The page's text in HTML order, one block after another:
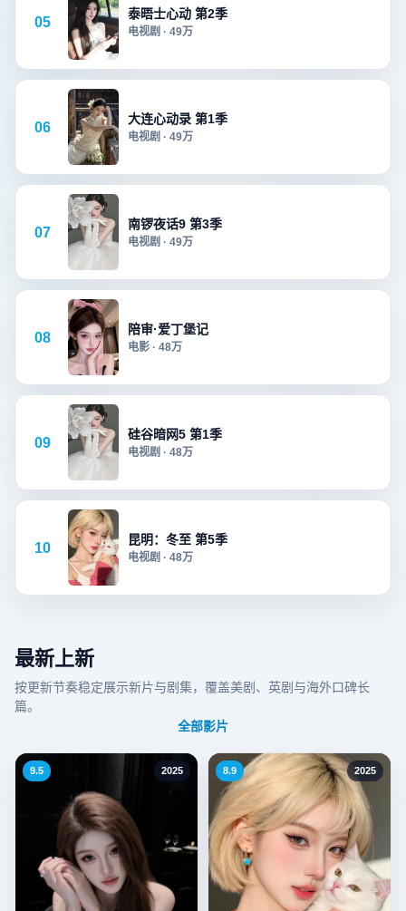
05
泰晤士心动 第2季
电视剧 · 49万
06
大连心动录 第1季
电视剧 · 49万
07
南锣夜话9 第3季
电视剧 · 49万
08
陪审·爱丁堡记
电影 · 48万
09
硅谷暗网5 第1季
电视剧 · 48万
10
昆明：冬至 第5季
电视剧 · 48万
最新上新
按更新节奏稳定展示新片与剧集，覆盖美剧、英剧与海外口碑长
篇。
全部影片
9.5 2025 8.9 2025